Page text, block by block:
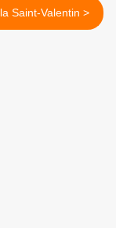
Pain de la Saint-Valentin >